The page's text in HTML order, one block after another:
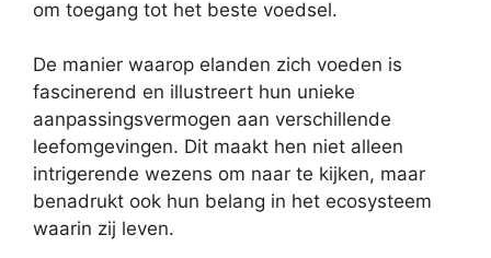
om toegang tot het beste voedsel.
De manier waarop elanden zich voeden is
fascinerend en illustreert hun unieke
aanpassingsvermogen aan verschillende
leefomgevingen. Dit maakt hen niet alleen
intrigerende wezens om naar te kijken, maar
benadrukt ook hun belang in het ecosysteem
waarin zij leven.